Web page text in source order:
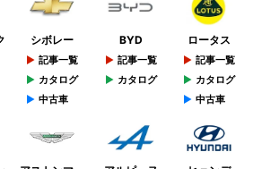
シボレー
記事一覧
カタログ
中古車
BYD
記事一覧
カタログ
ロータス
記事一覧
カタログ
中古車